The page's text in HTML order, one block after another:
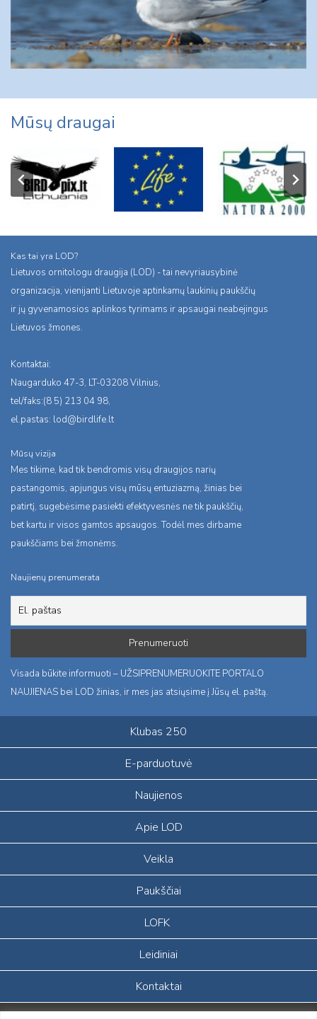
Mūsų draugai
Kas tai yra LOD?
Lietuvos ornitologu draugija (LOD) - tai nevyriausybinė
organizacija, vienijanti Lietuvoje aptinkamų laukinių paukščių
ir jų gyvenamosios aplinkos tyrimams ir apsaugai neabejingus
Lietuvos žmones.
Kontaktai:
Naugarduko 47-3, LT-03208 Vilnius,
tel/faks:(8 5) 213 04 98,
el.pastas: lod@birdlife.lt
Mūsų vizija
Mes tikime, kad tik bendromis visų draugijos narių
pastangomis, apjungus visų mūsų entuziazmą, žinias bei
patirtį, sugebėsime pasiekti efektyvesnės ne tik paukščių,
bet kartu ir visos gamtos apsaugos. Todėl mes dirbame
paukščiams bei žmonėms.
Naujienų prenumerata
Visada būkite informuoti – UŽSIPRENUMERUOKITE PORTALO
NAUJIENAS bei LOD žinias, ir mes jas atsiųsime į Jūsų el. paštą.
Klubas 250
E-parduotuvė
Naujienos
Apie LOD
Veikla
Paukščiai
LOFK
Leidiniai
Kontaktai